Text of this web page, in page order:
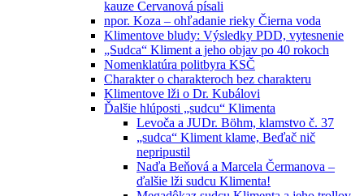
kauze Cervanová písali
npor. Koza – ohľadanie rieky Čierna voda
Klimentove bludy: Výsledky PDD, vytesnenie
„Sudca“ Kliment a jeho objav po 40 rokoch
Nomenklatúra politbyra KSČ
Charakter o charakteroch bez charakteru
Klimentove lži o Dr. Kubálovi
Ďalšie hlúposti „sudcu“ Klimenta
Levoča a JUDr. Böhm, klamstvo č. 37
„sudca“ Kliment klame, Beďač nič
nepripustil
Naďa Beňová a Marcela Čermanova –
ďalšie lži sudcu Klimenta!